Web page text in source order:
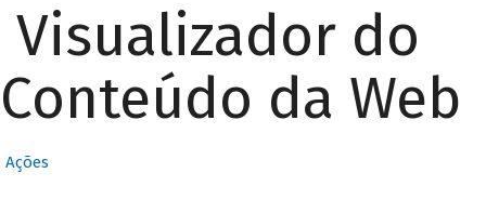
Visualizador do
Conteúdo da Web
Ações